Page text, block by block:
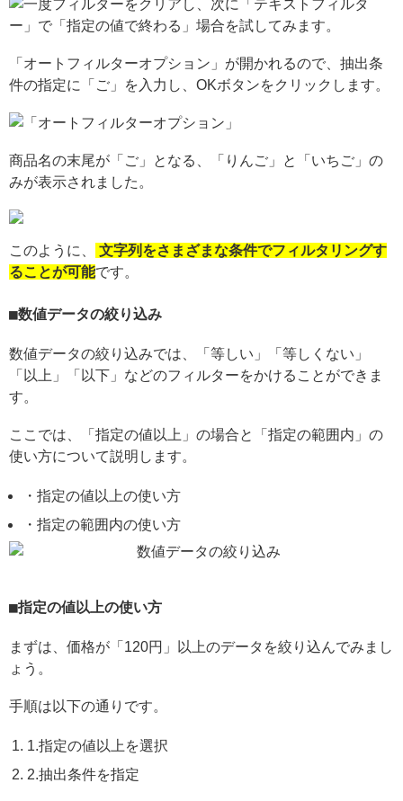
「オートフィルターオプション」が開かれるので、抽出条
件の指定に「ご」を入力し、OKボタンをクリックします。
商品名の末尾が「ご」となる、「りんご」と「いちご」の
みが表示されました。
このように、
文字列をさまざまな条件でフィルタリングす
ることが可能です。
数値データの絞り込み
数値データの絞り込みでは、「等しい」「等しくない」
「以上」「以下」などのフィルターをかけることができま
す。
ここでは、「指定の値以上」の場合と「指定の範囲内」の
使い方について説明します。
・指定の値以上の使い方
・指定の範囲内の使い方
指定の値以上の使い方
まずは、価格が「120円」以上のデータを絞り込んでみまし
ょう。
手順は以下の通りです。
1.指定の値以上を選択
2.抽出条件を指定